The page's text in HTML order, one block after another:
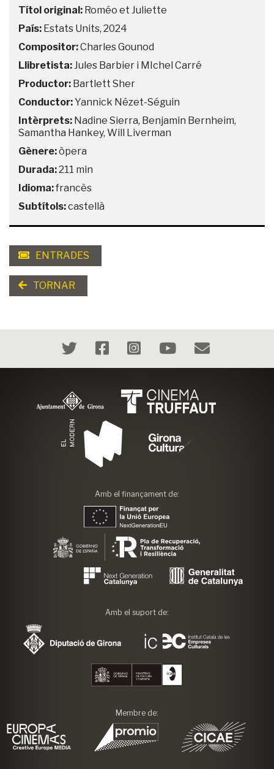
Títol original: Roméo et Juliette
País: Estats Units, 2024
Compositor:Charles Gounod
Llibretista: Jules Barbier i MIchel Carré
Productor: Bartlett Sher
Conductor:Yannick Nézet-Séguin
Intèrprets: Nadine Sierra, Benjamin Bernheim,
Samantha Hankey, Will Liverman
Gènere:òpera
Durada:211 min
Idioma:francès
Subtítols:castellà
ENTRADES
TORNAR
Amb el finançament de:
Amb el suport de:
Membre de: